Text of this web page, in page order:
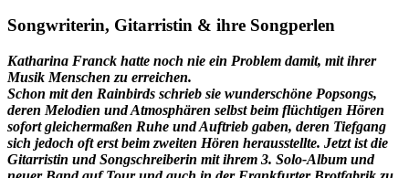
Songwriterin, Gitarristin & ihre Songperlen
Katharina Franck hatte noch nie ein Problem damit, mit ihrer
Musik Menschen zu erreichen.
Schon mit den Rainbirds schrieb sie wunderschöne Popsongs,
deren Melodien und Atmosphären selbst beim flüchtigen Hören
sofort gleichermaßen Ruhe und Auftrieb gaben, deren Tiefgang
sich jedoch oft erst beim zweiten Hören herausstellte. Jetzt ist die
Gitarristin und Songschreiberin mit ihrem 3. Solo-Album und